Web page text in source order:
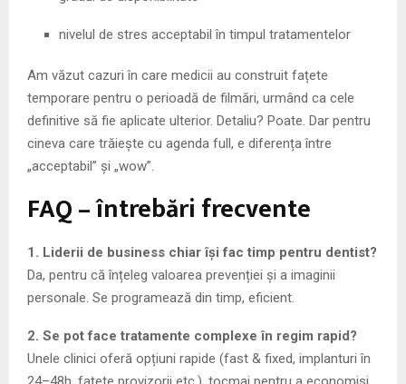
nivelul de stres acceptabil în timpul tratamentelor
Am văzut cazuri în care medicii au construit fațete
temporare pentru o perioadă de filmări, urmând ca cele
definitive să fie aplicate ulterior. Detaliu? Poate. Dar pentru
cineva care trăiește cu agenda full, e diferența între
„acceptabil” și „wow”.
FAQ – întrebări frecvente
1. Liderii de business chiar își fac timp pentru dentist?
Da, pentru că înțeleg valoarea prevenției și a imaginii
personale. Se programează din timp, eficient.
2. Se pot face tratamente complexe în regim rapid?
Unele clinici oferă opțiuni rapide (fast & fixed, implanturi în